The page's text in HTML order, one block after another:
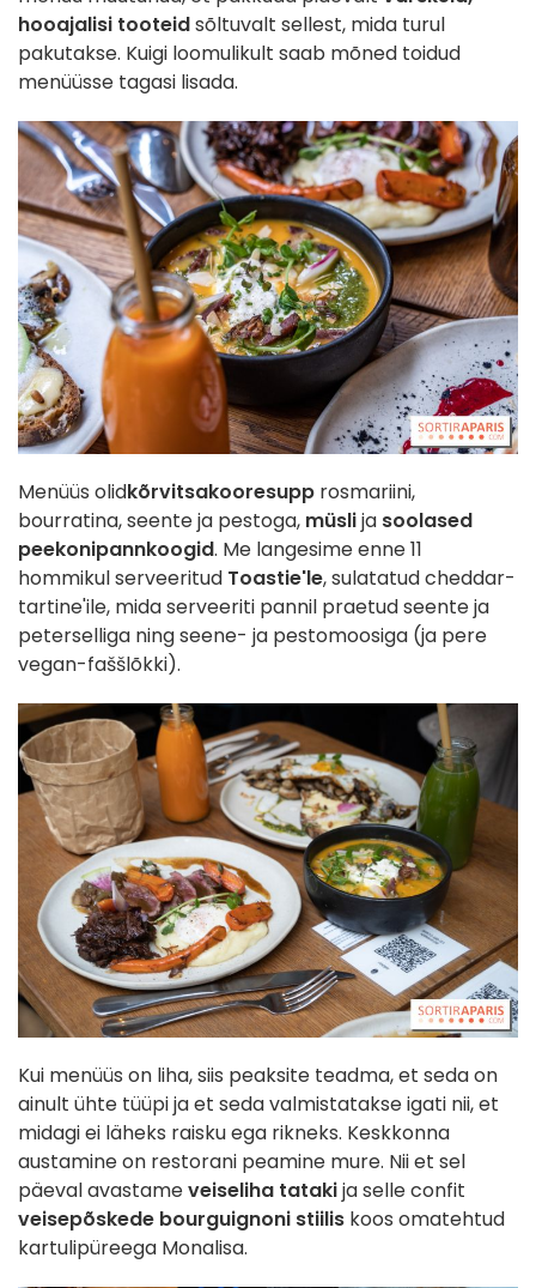
hooajalisi tooteidsõltuvalt sellest, mida turul
pakutakse. Kuigi loomulikult saab mõned toidud
menüüsse tagasi lisada.
Menüüs olidkõrvitsakooresupp rosmariini,
bourratina, seente ja pestoga, müslija soolased
peekonipannkoogid. Me langesime enne 11
hommikul serveeritud Toastie'le, sulatatud cheddar-
tartine'ile, mida serveeriti pannil praetud seente ja
peterselliga ning seene- ja pestomoosiga (ja pere
vegan-faššlõkki).
Kui menüüs on liha, siis peaksite teadma, et seda on
ainult ühte tüüpi ja et seda valmistatakse igati nii, et
midagi ei läheks raisku ega rikneks. Keskkonna
austamine on restorani peamine mure. Nii et sel
päeval avastameveiseliha tatakija selle confit
veisepõskede bourguignoni stiilis koos omatehtud
kartulipüreega Monalisa.